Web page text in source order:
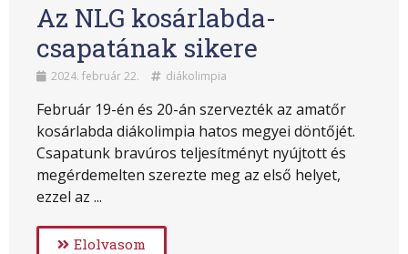
Az NLG kosárlabda-
csapatának sikere
2024. február 22. diákolimpia
Február 19-én és 20-án szervezték az amatőr
kosárlabda diákolimpia hatos megyei döntőjét.
Csapatunk bravúros teljesítményt nyújtott és
megérdemelten szerezte meg az első helyet,
ezzel az ...
Elolvasom